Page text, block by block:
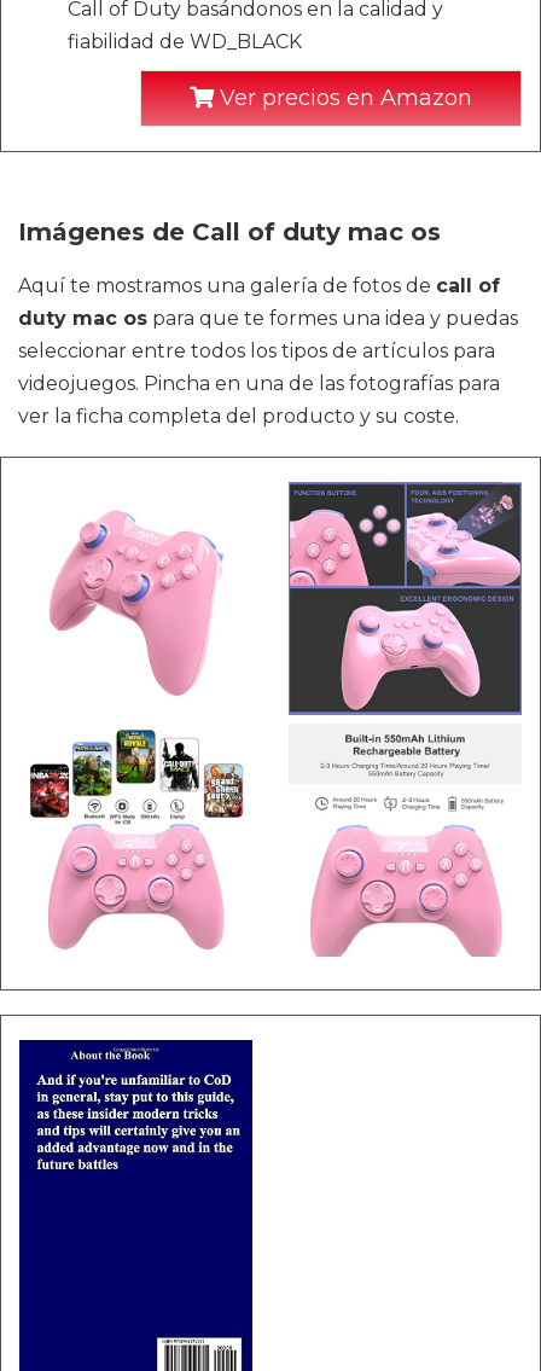
Call of Duty basándonos en la calidad y
fiabilidad de WD_BLACK
Ver precios en Amazon
Imágenes de Call of duty mac os
Aquí te mostramos una galería de fotos de call of
duty mac os para que te formes una idea y puedas
seleccionar entre todos los tipos de artículos para
videojuegos. Pincha en una de las fotografías para
ver la ficha completa del producto y su coste.